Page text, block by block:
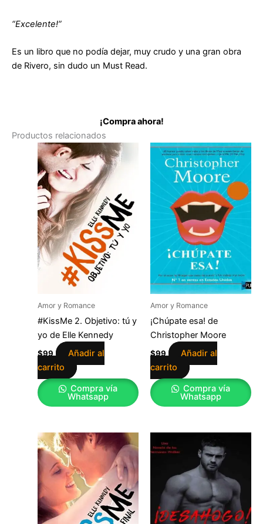
“Excelente!”
Es un libro que no podía dejar, muy crudo y una gran obra
de Rivero, sin dudo un Must Read.
¡Compra ahora!
Productos relacionados
Amor y Romance
#KissMe 2. Objetivo: tú y
yo de Elle Kennedy
$99
Añadir al
carrito
Compra vía
Whatsapp
Amor y Romance
¡Chúpate esa! de
Christopher Moore
$99
Añadir al
carrito
Compra vía
Whatsapp